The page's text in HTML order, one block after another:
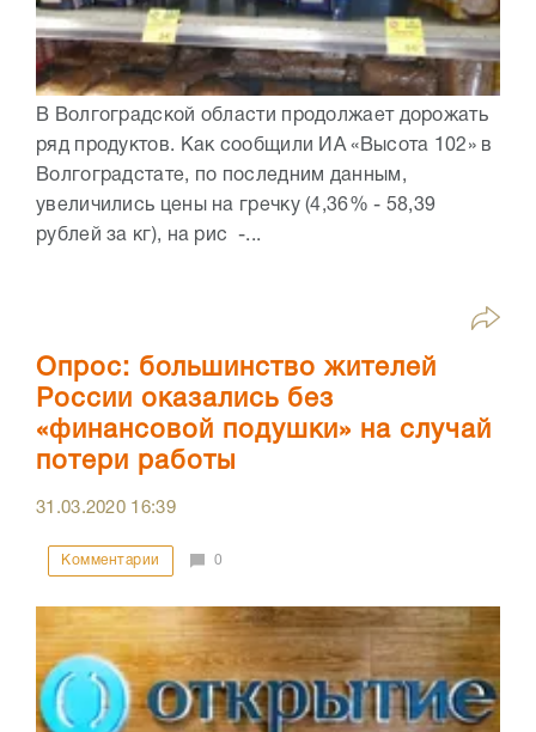
В Волгоградской области продолжает дорожать
ряд продуктов. Как сообщили ИА «Высота 102» в
Волгоградстате, по последним данным,
увеличились цены на гречку (4,36% - 58,39
рублей за кг), на рис -...
Опрос: большинство жителей
России оказались без
«финансовой подушки» на случай
потери работы
31.03.2020 16:39
Комментарии 0